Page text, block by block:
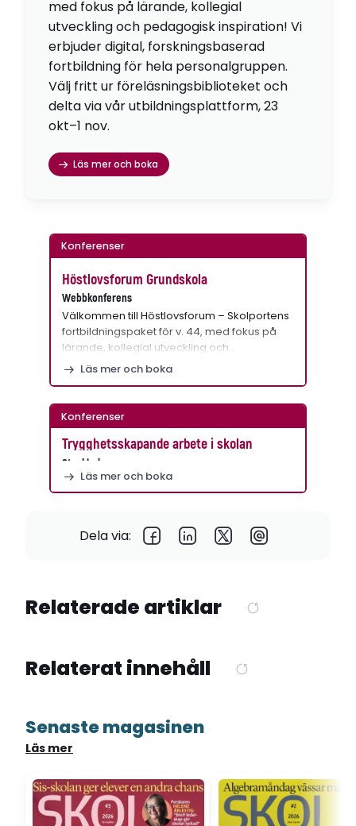
med fokus på lärande, kollegial
utveckling och pedagogisk inspiration! Vi
erbjuder digital, forskningsbaserad
fortbildning för hela personalgruppen.
Välj fritt ur föreläsningsbiblioteket och
delta via vår utbildningsplattform, 23
okt–1 nov.
Läs mer och boka
Konferenser
Höstlovsforum Grundskola
Webbkonferens
Välkommen till Höstlovsforum – Skolportens
fortbildningspaket för v. 44, med fokus på
lärande, kollegial utveckling och…
Läs mer och boka
Konferenser
Trygghetsskapande arbete i skolan
Stockholm
Läs mer och boka
Dela via:
Relaterade artiklar
Relaterat innehåll
Senaste magasinen
Läs mer